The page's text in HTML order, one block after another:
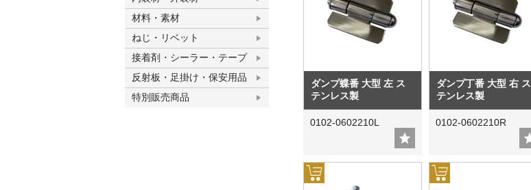
材料・素材
ねじ・リベット
接着剤・シーラー・テープ
反射板・足掛け・保安用品
特別販売商品
ダンプ蝶番 大型 左 ス
テンレス製
0102-0602210L
ダンプ丁番 大型 右 ス
テンレス製
0102-0602210R